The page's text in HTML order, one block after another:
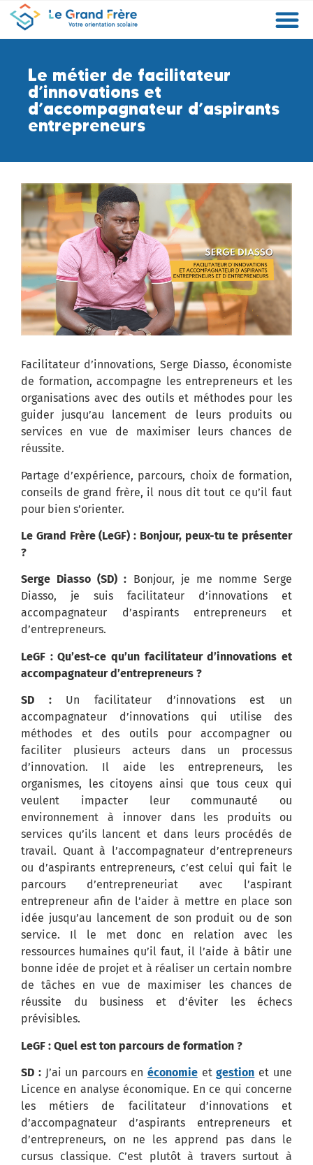
Le métier de facilitateur
d’innovations et
d’accompagnateur d’aspirants
entrepreneurs
Facilitateur d’innovations, Serge Diasso, économiste
de formation, accompagne les entrepreneurs et les
organisations avec des outils et méthodes pour les
guider jusqu’au lancement de leurs produits ou
services en vue de maximiser leurs chances de
réussite.
Partage d’expérience, parcours, choix de formation,
conseils de grand frère, il nous dit tout ce qu’il faut
pour bien s’orienter.
Le Grand Frère (LeGF) : Bonjour, peux-tu te présenter
?
Serge Diasso (SD) : Bonjour, je me nomme Serge
Diasso, je suis facilitateur d’innovations et
accompagnateur d’aspirants entrepreneurs et
d’entrepreneurs.
LeGF : Qu’est-ce qu’un facilitateur d’innovations et
accompagnateur d’entrepreneurs ?
SD :Un facilitateur d’innovations est un
accompagnateur d’innovations qui utilise des
méthodes et des outils pour accompagner ou
faciliter plusieurs acteurs dans un processus
d’innovation. Il aide les entrepreneurs, les
organismes, les citoyens ainsi que tous ceux qui
veulent impacter leur communauté ou
environnement à innover dans les produits ou
services qu’ils lancent et dans leurs procédés de
travail. Quant à l’accompagnateur d’entrepreneurs
ou d’aspirants entrepreneurs, c’est celui qui fait le
parcours d’entrepreneuriat avec l’aspirant
entrepreneur afin de l’aider à mettre en place son
idée jusqu’au lancement de son produit ou de son
service. Il le met donc en relation avec les
ressources humaines qu’il faut, il l’aide à bâtir une
bonne idée de projet et à réaliser un certain nombre
de tâches en vue de maximiser les chances de
réussite du business et d’éviter les échecs
prévisibles.
LeGF : Quel est ton parcours de formation ?
SD :J’ai un parcours en économieetgestion et une
Licence en analyse économique. En ce qui concerne
les métiers de facilitateur d’innovations et
d’accompagnateur d’aspirants entrepreneurs et
d’entrepreneurs, on ne les apprend pas dans le
cursus classique. C’est plutôt à travers surtout à